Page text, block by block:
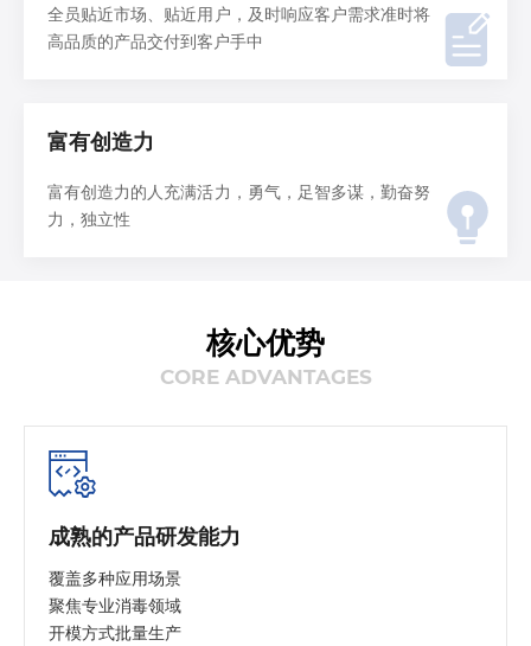
全员贴近市场、贴近用户，及时响应客户需求准时将
高品质的产品交付到客户手中
富有创造力
富有创造力的人充满活力，勇气，足智多谋，勤奋努
力，独立性
核心优势
CORE ADVANTAGES
成熟的产品研发能力
覆盖多种应用场景
聚焦专业消毒领域
开模方式批量生产